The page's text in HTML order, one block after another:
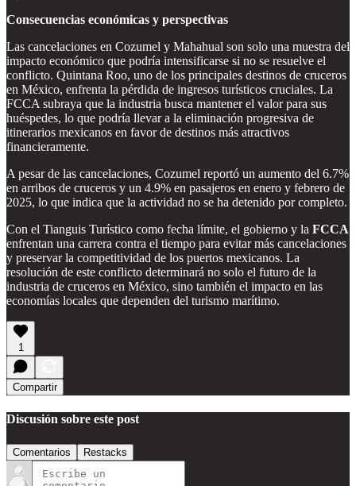
Consecuencias económicas y perspectivas
Las cancelaciones en Cozumel y Mahahual son solo una muestra del
impacto económico que podría intensificarse si no se resuelve el
conflicto. Quintana Roo, uno de los principales destinos de cruceros
en México, enfrenta la pérdida de ingresos turísticos cruciales. La
FCCA subraya que la industria busca mantener el valor para sus
huéspedes, lo que podría llevar a la eliminación progresiva de
itinerarios mexicanos en favor de destinos más atractivos
financieramente.
A pesar de las cancelaciones, Cozumel reportó un aumento del 6.7%
en arribos de cruceros y un 4.9% en pasajeros en enero y febrero de
2025, lo que indica que la actividad no se ha detenido por completo.
Con el Tianguis Turístico como fecha límite, el gobierno y la FCCA
enfrentan una carrera contra el tiempo para evitar más cancelaciones
y preservar la competitividad de los puertos mexicanos. La
resolución de este conflicto determinará no solo el futuro de la
industria de cruceros en México, sino también el impacto en las
economías locales que dependen del turismo marítimo.
1
Compartir
Discusión sobre este post
Comentarios Restacks